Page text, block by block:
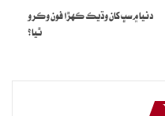
دنيا ۾ سڀ کان وڌيڪ ڪهڙا فون وڪرو
ٿيا؟